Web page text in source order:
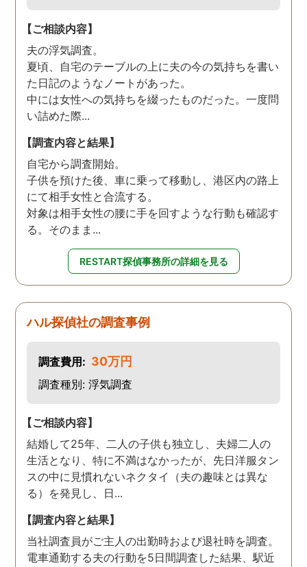
【ご相談内容】
夫の浮気調査。
夏頃、自宅のテーブルの上に夫の今の気持ちを書い
た日記のようなノートがあった。
中には女性への気持ちを綴ったものだった。一度問
い詰めた際...
【調査内容と結果】
自宅から調査開始。
子供を預けた後、車に乗って移動し、港区内の路上
にて相手女性と合流する。
対象は相手女性の腰に手を回すような行動も確認す
る。そのまま...
RESTART探偵事務所の詳細を見る
ハル探偵社の調査事例
調査費用: 30万円
調査種別: 浮気調査
【ご相談内容】
結婚して25年、二人の子供も独立し、夫婦二人の
生活となり、特に不満はなかったが、先日洋服タン
スの中に見慣れないネクタイ（夫の趣味とは異な
る）を発見し、日...
【調査内容と結果】
当社調査員がご主人の出勤時および退社時を調査。
電車通勤する夫の行動を5日間調査した結果、駅近